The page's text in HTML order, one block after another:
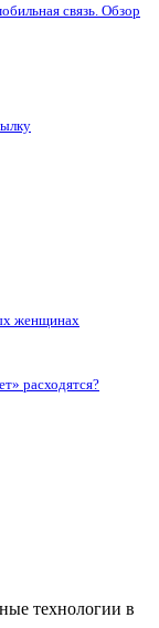
связь. Обзор
женщинах
расходятся?
технологии в